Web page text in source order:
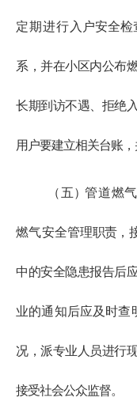
定期进行 入户安全
系，并在小区内公布
长期到访不遇、拒绝
用户要建立相关台账
（五）管道燃
燃气安全管理职责，
中的安全隐患报告后
业的通知后应及时查
况，派专业人员进行
接受社会公众监督。